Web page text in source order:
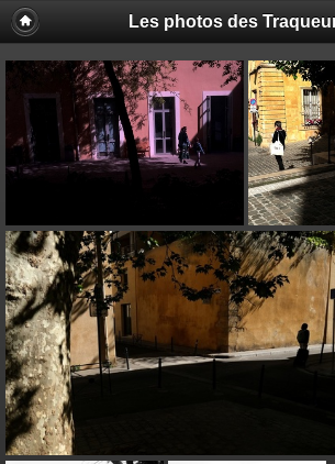
Les photos des